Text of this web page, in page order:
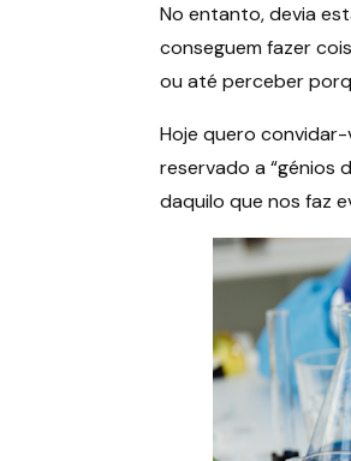
No entanto, devia
conseguem fazer
ou até perceber
Hoje quero
reservado a “génios
daquilo que nos faz